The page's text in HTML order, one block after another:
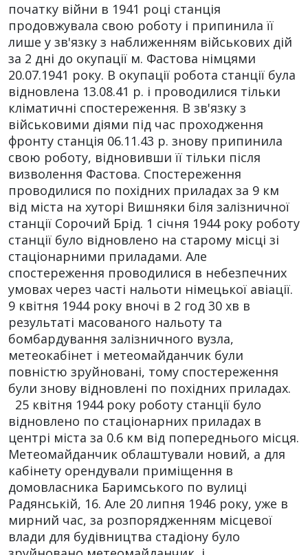
початку війни в 1941 році станція
продовжувала свою роботу і припинила її
лише у зв'язку з наближенням військових дій
за 2 дні до окупації м. Фастова німцями
20.07.1941 року. В окупації робота станції була
відновлена 13.08.41 р. і проводилися тільки
кліматичні спостереження. В зв'язку з
військовими діями під час проходження
фронту станція 06.11.43 р. знову припинила
свою роботу, відновивши її тільки після
визволення Фастова. Спостереження
проводилися по похідних приладах за 9 км
від міста на хуторі Вишняки біля залізничної
станції Сорочий Брід. 1 січня 1944 року роботу
станції було відновлено на старому місці зі
стаціонарними приладами. Але
спостереження проводилися в небезпечних
умовах через часті нальоти німецької авіації.
9 квітня 1944 року вночі в 2 год 30 хв в
результаті масованого нальоту та
бомбардування залізничного вузла,
метеокабінет і метеомайданчик були
повністю зруйновані, тому спостереження
були знову відновлені по похідних приладах.
25 квітня 1944 року роботу станції було
відновлено по стаціонарних приладах в
центрі міста за 0.6 км від попереднього місця.
Метеомайданчик облаштували новий, а для
кабінету орендували приміщення в
домовласника Баримського по вулиці
Радянській, 16. Але 20 липня 1946 року, уже в
мирний час, за розпорядженням місцевої
влади для будівництва стадіону було